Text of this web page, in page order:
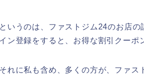
というのは、ファストジム24のお店
イン登録をすると、お得な割引クーポ
それに私も含め、多くの方が、ファ